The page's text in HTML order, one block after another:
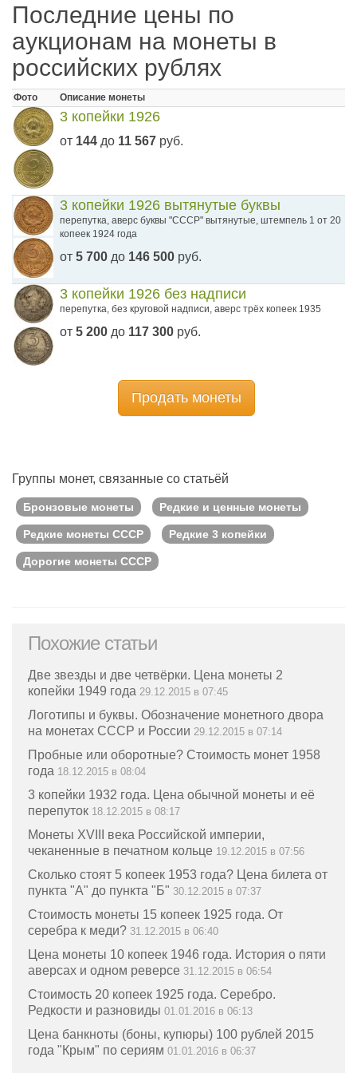
Последние цены по
аукционам на монеты в
российских рублях
Фото Описание монеты
3 копейки 1926
от 144 до 11 567 руб.
3 копейки 1926 вытянутые буквы
перепутка, аверс буквы "СССР" вытянутые, штемпель 1 от 20
копеек 1924 года
от 5 700 до 146 500 руб.
3 копейки 1926 без надписи
перепутка, без круговой надписи, аверс трёх копеек 1935
от 5 200 до 117 300 руб.
Продать монеты
Группы монет, связанные со статьёй
Бронзовые монеты Редкие и ценные монеты
Редкие монеты СССР Редкие 3 копейки
Дорогие монеты СССР
Похожие статьи
Две звезды и две четвёрки. Цена монеты 2
копейки 1949 года 29.12.2015 в 07:45
Логотипы и буквы. Обозначение монетного двора
на монетах СССР и России 29.12.2015 в 07:14
Пробные или оборотные? Стоимость монет 1958
года 18.12.2015 в 08:04
3 копейки 1932 года. Цена обычной монеты и её
перепуток 18.12.2015 в 08:17
Монеты XVIII века Российской империи,
чеканенные в печатном кольце 19.12.2015 в 07:56
Сколько стоят 5 копеек 1953 года? Цена билета от
пункта "А" до пункта "Б" 30.12.2015 в 07:37
Стоимость монеты 15 копеек 1925 года. От
серебра к меди? 31.12.2015 в 06:40
Цена монеты 10 копеек 1946 года. История о пяти
аверсах и одном реверсе 31.12.2015 в 06:54
Стоимость 20 копеек 1925 года. Серебро.
Редкости и разновиды 01.01.2016 в 06:13
Цена банкноты (боны, купюры) 100 рублей 2015
года "Крым" по сериям 01.01.2016 в 06:37